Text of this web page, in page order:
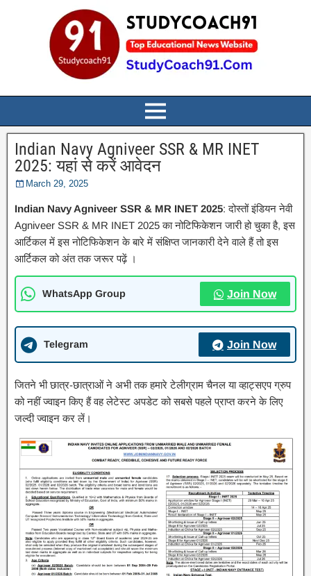
Indian Navy Agniveer SSR & MR INET
2025: यहां से करें आवेदन
March 29, 2025
Indian Navy Agniveer SSR & MR INET 2025: दोस्तों इंडियन नेवी
Agniveer SSR & MR INET 2025 का नोटिफिकेशन जारी हो चुका है, इस
आर्टिकल में इस नोटिफिकेशन के बारे में संक्षिप्त जानकारी देने वाले हैं तो इस
आर्टिकल को अंत तक जरूर पढ़ें ।
WhatsApp Group Join Now
Telegram Join Now
जितने भी छात्र-छात्राओं ने अभी तक हमारे टेलीग्राम चैनल या व्हाट्सएप ग्रुप
को नहीं ज्वाइन किए हैं वह लेटेस्ट अपडेट को सबसे पहले प्राप्त करने के लिए
जल्दी ज्वाइन कर लें।